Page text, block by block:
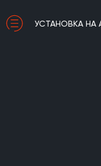
УСТАНОВКА НА